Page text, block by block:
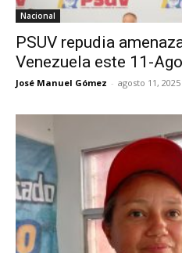
Nacional
PSUV repudia
Venezuela este 11-
José Manuel Gómez - agosto 11, 2025